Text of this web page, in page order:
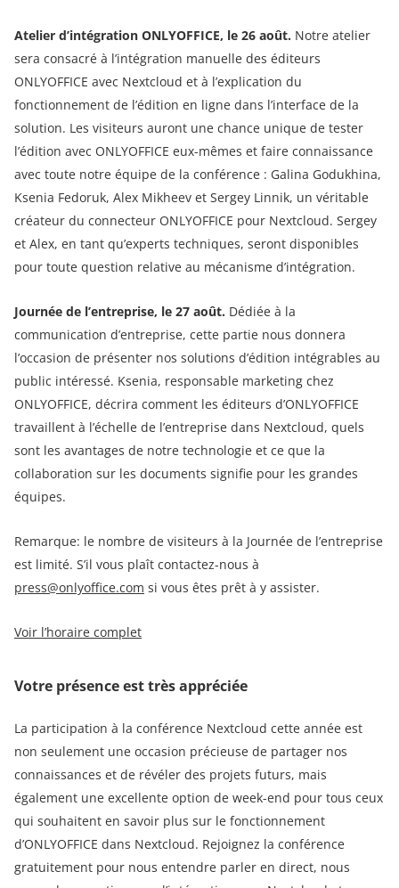
Atelier d’intégration ONLYOFFICE, le 26 août. Notre atelier
sera consacré à l’intégration manuelle des éditeurs
ONLYOFFICE avec Nextcloud et à l’explication du
fonctionnement de l’édition en ligne dans l’interface de la
solution. Les visiteurs auront une chance unique de tester
l’édition avec ONLYOFFICE eux-mêmes et faire connaissance
avec toute notre équipe de la conférence : Galina Godukhina,
Ksenia Fedoruk, Alex Mikheev et Sergey Linnik, un véritable
créateur du connecteur ONLYOFFICE pour Nextcloud. Sergey
et Alex, en tant qu’experts techniques, seront disponibles
pour toute question relative au mécanisme d’intégration.
Journée de l’entreprise, le 27 août. Dédiée à la
communication d’entreprise, cette partie nous donnera
l’occasion de présenter nos solutions d’édition intégrables au
public intéressé. Ksenia, responsable marketing chez
ONLYOFFICE, décrira comment les éditeurs d’ONLYOFFICE
travaillent à l’échelle de l’entreprise dans Nextcloud, quels
sont les avantages de notre technologie et ce que la
collaboration sur les documents signifie pour les grandes
équipes.
Remarque: le nombre de visiteurs à la Journée de l’entreprise
est limité. S’il vous plaît contactez-nous à
press@onlyoffice.com si vous êtes prêt à y assister.
Voir l’horaire complet
Votre présence est très appréciée
La participation à la conférence Nextcloud cette année est
non seulement une occasion précieuse de partager nos
connaissances et de révéler des projets futurs, mais
également une excellente option de week-end pour tous ceux
qui souhaitent en savoir plus sur le fonctionnement
d’ONLYOFFICE dans Nextcloud. Rejoignez la conférence
gratuitement pour nous entendre parler en direct, nous